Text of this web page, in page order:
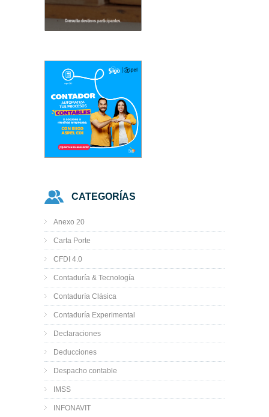
CATEGORÍAS
Anexo 20
Carta Porte
CFDI 4.0
Contaduría & Tecnología
Contaduría Clásica
Contaduría Experimental
Declaraciones
Deducciones
Despacho contable
IMSS
INFONAVIT